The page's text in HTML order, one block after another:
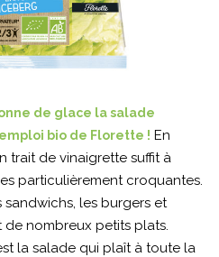
de glace la salade
bio de Florette ! En
trait de vinaigrette suffit à
particulièrement croquantes.
sandwichs, les burgers et
nombreux petits plats.
la salade qui plaît à toute la